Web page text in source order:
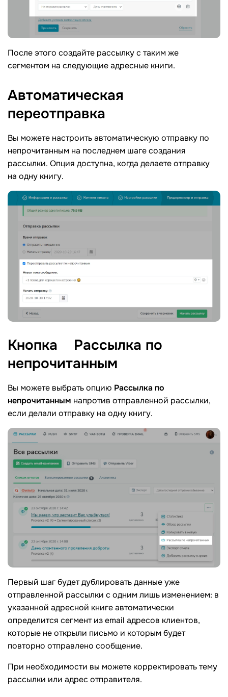
После этого создайте рассылку с таким же
сегментом на следующие адресные книги.
Автоматическая
переотправка
Вы можете настроить автоматическую отправку по
непрочитанным на последнем шаге создания
рассылки. Опция доступна, когда делаете отправку
на одну книгу.
Кнопка
Рассылка по
непрочитанным
Вы можете выбрать опцию Рассылка по
непрочитанным напротив отправленной рассылки,
если делали отправку на одну книгу.
Первый шаг будет дублировать данные уже
отправленной рассылки с одним лишь изменением: в
указанной адресной книге автоматически
определится сегмент из email адресов клиентов,
которые не открыли письмо и которым будет
повторно отправлено сообщение.
При необходимости вы можете корректировать тему
рассылки или адрес отправителя.